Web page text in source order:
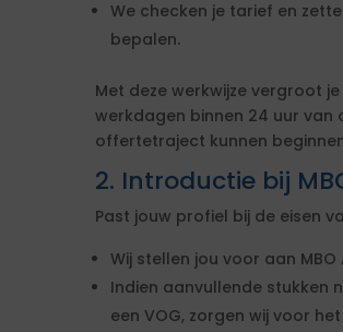
We checken je tarief en
bepalen.
Met deze werkwijze vergroot
werkdagen binnen 24 uur van
offertetraject kunnen
2. Introductie bij
Past jouw profiel bij de eisen
Wij stellen jou voor aan
Indien aanvullende stukken
een VOG, zorgen wij voor